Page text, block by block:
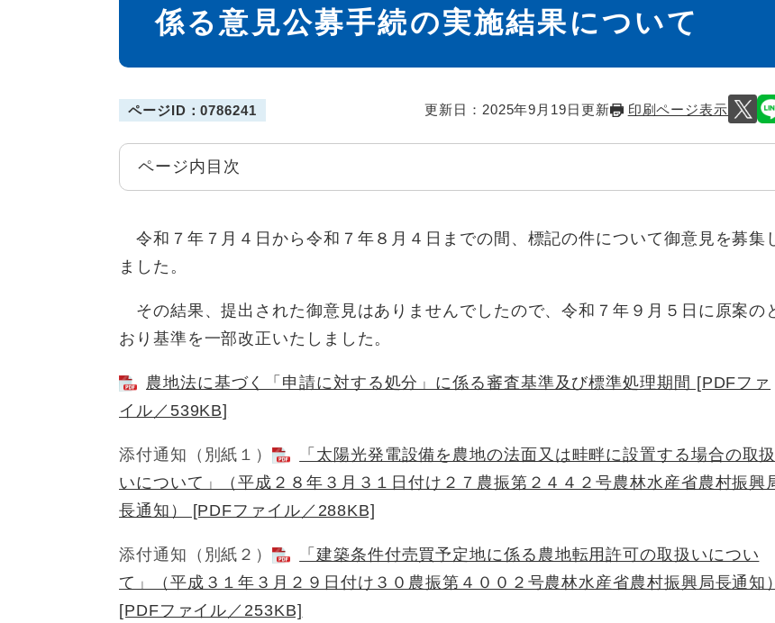
係る意見公募手続の実施結果について
ページID：0786241 更新日：2025年9月19日更新 印刷ページ表示
ページ内目次
令和７年７月４日から令和７年８月４日までの間、標記の件について御意見を募集
ました。
その結果、提出された御意見はありませんでしたので、令和７年９月５日に原案の
おり基準を一部改正いたしました。
農地法に基づく「申請に対する処分」に係る審査基準及び標準処理期間 [PDFファ
イル／539KB]
添付通知（別紙１）
「太陽光発電設備を農地の法面又は畦畔に設置する場合の取扱
いについて」（平成２８年３月３１日付け２７農振第２４４２号農林水産省農村振興
長通知） [PDFファイル／288KB]
添付通知（別紙２）
「建築条件付売買予定地に係る農地転用許可の取扱いについ
て」（平成３１年３月２９日付け３０農振第４００２号農林水産省農村振興局長通知）
[PDFファイル／253KB]